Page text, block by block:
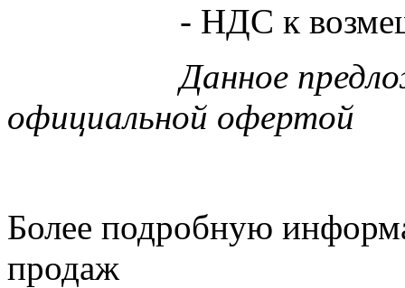
- НДС к
Данное
официальной офертой
Более подробную
продаж